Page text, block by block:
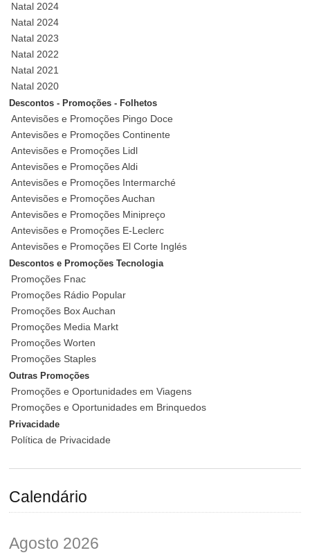
Natal 2024
Natal 2024
Natal 2023
Natal 2022
Natal 2021
Natal 2020
Descontos - Promoções - Folhetos
Antevisões e Promoções Pingo Doce
Antevisões e Promoções Continente
Antevisões e Promoções Lidl
Antevisões e Promoções Aldi
Antevisões e Promoções Intermarché
Antevisões e Promoções Auchan
Antevisões e Promoções Minipreço
Antevisões e Promoções E-Leclerc
Antevisões e Promoções El Corte Inglés
Descontos e Promoções Tecnologia
Promoções Fnac
Promoções Rádio Popular
Promoções Box Auchan
Promoções Media Markt
Promoções Worten
Promoções Staples
Outras Promoções
Promoções e Oportunidades em Viagens
Promoções e Oportunidades em Brinquedos
Privacidade
Política de Privacidade
Calendário
Agosto 2026